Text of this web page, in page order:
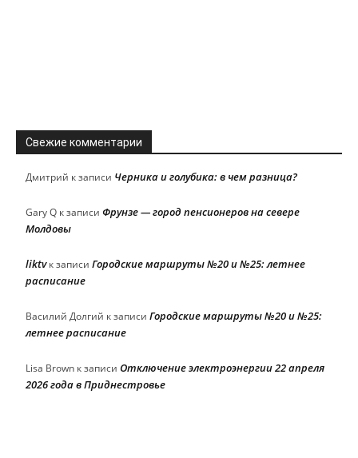
Свежие комментарии
Дмитрий к записи Черника и голубика: в чем разница?
Gary Q к записи Фрунзе — город пенсионеров на севере
Молдовы
liktvк записи Городские маршруты №20 и №25: летнее
расписание
Василий Долгий к записи Городские маршруты №20 и №25:
летнее расписание
Lisa Brown к записи Отключение электроэнергии 22 апреля
2026 года в Приднестровье